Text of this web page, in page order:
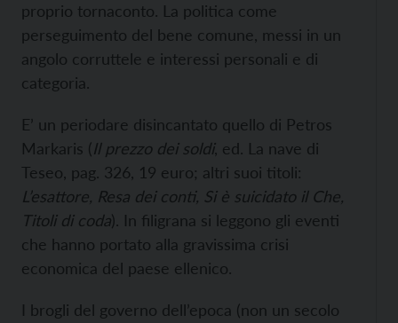
proprio tornaconto. La politica come
perseguimento del bene comune, messi in un
angolo corruttele e interessi personali e di
categoria.
E’ un periodare disincantato quello di Petros
Markaris (Il prezzo dei soldi, ed. La nave di
Teseo, pag. 326, 19 euro; altri suoi titoli:
L’esattore, Resa dei conti, Si è suicidato il Che,
Titoli di coda). In filigrana si leggono gli eventi
che hanno portato alla gravissima crisi
economica del paese ellenico.
I brogli del governo dell’epoca (non un secolo